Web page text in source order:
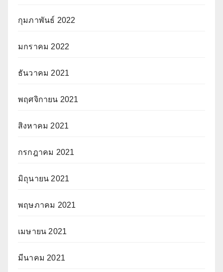
กุมภาพันธ์ 2022
มกราคม 2022
ธันวาคม 2021
พฤศจิกายน 2021
สิงหาคม 2021
กรกฎาคม 2021
มิถุนายน 2021
พฤษภาคม 2021
เมษายน 2021
มีนาคม 2021